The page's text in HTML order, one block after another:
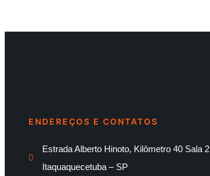
ENDEREÇOS E CONTATOS
Estrada Alberto Hinoto, Kilômetro 40 Sala 2
Itaquaquecetuba – SP